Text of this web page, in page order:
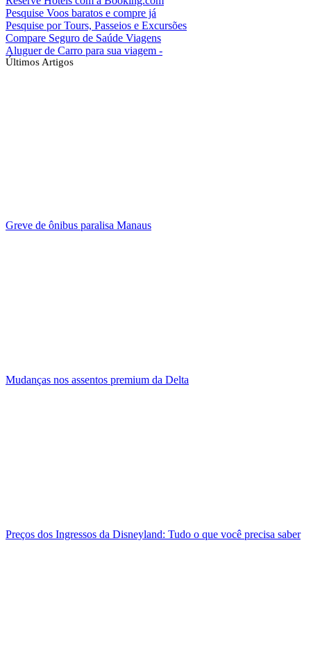
Pesquise Voos baratos e compre já
Pesquise por Tours, Passeios e Excursões
Compare Seguro de Saúde Viagens
Aluguer de Carro para sua viagem -
Últimos Artigos
Greve de ônibus paralisa Manaus
Mudanças nos assentos premium da Delta
Preços dos Ingressos da Disneyland: Tudo o que você precisa saber